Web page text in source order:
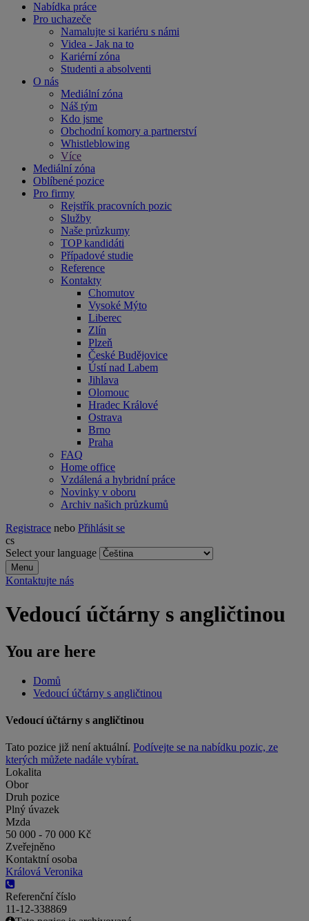
Nabídka práce
Pro uchazeče
Namalujte si kariéru s námi
Videa - Jak na to
Kariérní zóna
Studenti a absolventi
O nás
Mediální zóna
Náš tým
Kdo jsme
Obchodní komory a partnerství
Whistleblowing
Více
Mediální zóna
Oblíbené pozice
Pro firmy
Rejstřík pracovních pozic
Služby
Naše průzkumy
TOP kandidáti
Případové studie
Reference
Kontakty
Chomutov
Vysoké Mýto
Liberec
Zlín
Plzeň
České Budějovice
Ústí nad Labem
Jihlava
Olomouc
Hradec Králové
Ostrava
Brno
Praha
FAQ
Home office
Vzdálená a hybridní práce
Novinky v oboru
Archiv našich průzkumů
Registrace nebo Přihlásit se
cs
Select your language
Menu
Kontaktujte nás
Vedoucí účtárny s angličtinou
You are here
Domů
Vedoucí účtárny s angličtinou
Vedoucí účtárny s angličtinou
Tato pozice již není aktuální. Podívejte se na nabídku pozic, ze
kterých můžete nadále vybírat.
Lokalita
Obor
Druh pozice
Plný úvazek
Mzda
50 000 - 70 000 Kč
Zveřejněno
Kontaktní osoba
Králová Veronika
Referenční číslo
11-12-338869